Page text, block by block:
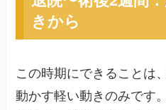
きから
この時期にできることは
動かす軽い動きのみです